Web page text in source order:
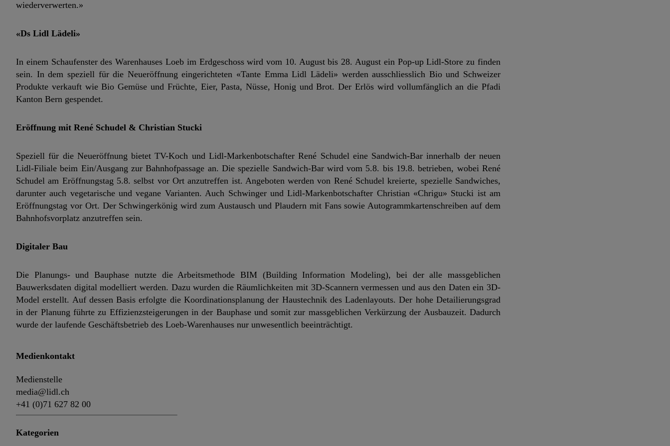
wiederverwerten.»
«Ds Lidl Lädeli»
In einem Schaufenster des Warenhauses Loeb im Erdgeschoss wird vom 10. August bis 28. August ein Pop-up Lidl-Store zu finden
sein. In dem speziell für die Neueröffnung eingerichteten «Tante Emma Lidl Lädeli» werden ausschliesslich Bio und Schweizer
Produkte verkauft wie Bio Gemüse und Früchte, Eier, Pasta, Nüsse, Honig und Brot. Der Erlös wird vollumfänglich an die Pfadi
Kanton Bern gespendet.
Eröffnung mit René Schudel & Christian Stucki
Speziell für die Neueröffnung bietet TV-Koch und Lidl-Markenbotschafter René Schudel eine Sandwich-Bar innerhalb der neuen
Lidl-Filiale beim Ein/Ausgang zur Bahnhofpassage an. Die spezielle Sandwich-Bar wird vom 5.8. bis 19.8. betrieben, wobei René
Schudel am Eröffnungstag 5.8. selbst vor Ort anzutreffen ist. Angeboten werden von René Schudel kreierte, spezielle Sandwiches,
darunter auch vegetarische und vegane Varianten. Auch Schwinger und Lidl-Markenbotschafter Christian «Chrigu» Stucki ist am
Eröffnungstag vor Ort. Der Schwingerkönig wird zum Austausch und Plaudern mit Fans sowie Autogrammkartenschreiben auf dem
Bahnhofsvorplatz anzutreffen sein.
Digitaler Bau
Die Planungs- und Bauphase nutzte die Arbeitsmethode BIM (Building Information Modeling), bei der alle massgeblichen
Bauwerksdaten digital modelliert werden. Dazu wurden die Räumlichkeiten mit 3D-Scannern vermessen und aus den Daten ein 3D-
Model erstellt. Auf dessen Basis erfolgte die Koordinationsplanung der Haustechnik des Ladenlayouts. Der hohe Detailierungsgrad
in der Planung führte zu Effizienzsteigerungen in der Bauphase und somit zur massgeblichen Verkürzung der Ausbauzeit. Dadurch
wurde der laufende Geschäftsbetrieb des Loeb-Warenhauses nur unwesentlich beeinträchtigt.
Medienkontakt
Medienstelle
media@lidl.ch
+41 (0)71 627 82 00
Kategorien